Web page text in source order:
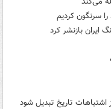
ایران بازنشر کرد
تاریخ تبدیل شود